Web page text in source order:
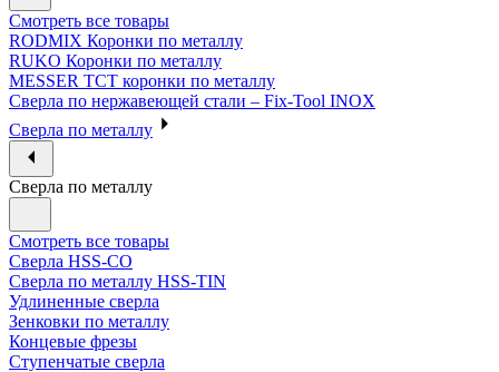
Смотреть все товары
RODMIX Коронки по металлу
RUKO Коронки по металлу
MESSER ТСТ коронки по металлу
Сверла по нержавеющей стали – Fix-Tool INOX
Сверла по металлу
Сверла по металлу
Смотреть все товары
Сверла HSS-CO
Сверла по металлу HSS-TIN
Удлиненные сверла
Зенковки по металлу
Концевые фрезы
Ступенчатые сверла